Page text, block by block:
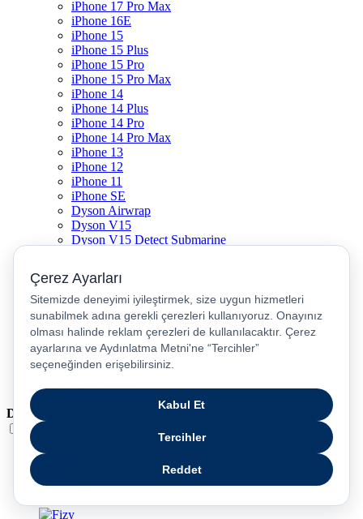
iPhone 17 Pro Max
iPhone 16E
iPhone 15
iPhone 15 Plus
iPhone 15 Pro
iPhone 15 Pro Max
iPhone 14
iPhone 14 Plus
iPhone 14 Pro
iPhone 14 Pro Max
iPhone 13
iPhone 12
iPhone 11
iPhone SE
Dyson Airwrap
Dyson V15
Dyson V15 Detect Submarine
Dyson V8
Samsung Galaxy S25
Samsung Galaxy S25 Ultra
PS5 / Playstation 5
PS4 / Playstation 4
Nintendo Switch
Xbox Series S
Xbox Series X
Dil
Türkçe
English
русский